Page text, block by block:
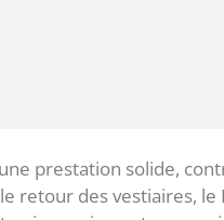
prestation solide,
retour des vestiaires,